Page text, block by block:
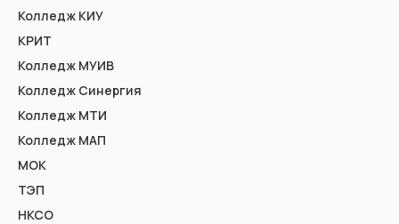
Колледж КИУ
КРИТ
Колледж МУИВ
Колледж Синергия
Колледж МТИ
Колледж МАП
МОК
ТЭП
НКСО